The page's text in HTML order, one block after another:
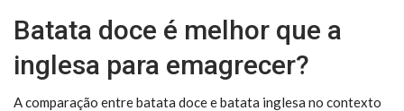
Batata doce é melhor que a
inglesa para emagrecer?
A comparação entre batata doce e batata inglesa no contexto